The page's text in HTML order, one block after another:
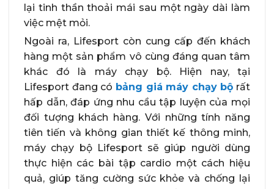
lại tinh thần thoải mái sau một ngày dài làm
việc mệt mỏi.
Ngoài ra, Lifesport còn cung cấp đến khách
hàng một sản phẩm vô cùng đáng quan tâm
khác đó là máy chạy bộ. Hiện nay, tại
Lifesport đang có bảng giá máy chạy bộ rất
hấp dẫn, đáp ứng nhu cầu tập luyện của mọi
đối tượng khách hàng. Với những tính năng
tiên tiến và không gian thiết kế thông minh,
máy chạy bộ Lifesport sẽ giúp người dùng
thực hiện các bài tập cardio một cách hiệu
quả, giúp tăng cường sức khỏe và chống lại